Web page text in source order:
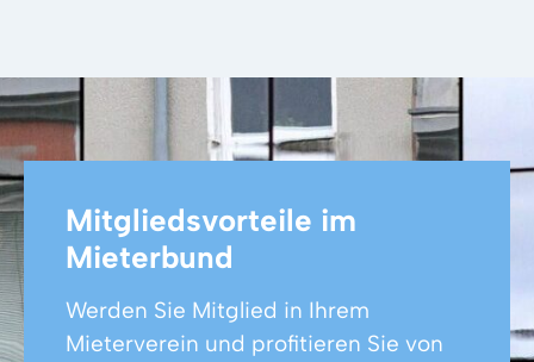
Mitgliedsvorteile im
Mieterbund
Werden Sie Mitglied in Ihrem
Mieterverein und profitieren Sie von